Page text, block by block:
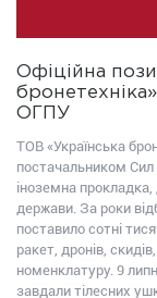
Офіційна
ОГПУ
ТОВ «Українська
постачальником Сил
іноземна прокладка,
держави. За роки
поставило сотні
ракет, дронів,
номенклатуру. 9
завдали тілесних